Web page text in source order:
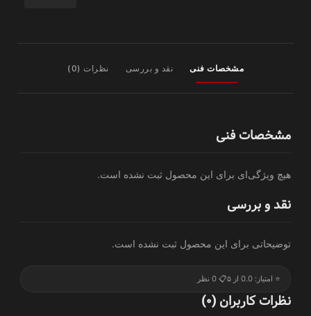
مشخصات فنی نقد و بررسی نظرات (0)
مشخصات فنی
هیچ ویژگی‌ای برای این محصول ثبت نشده است.
نقد و بررسی
توضیحاتی برای این محصول ثبت نشده است.
⭐ امتیاز: 0.0 از ۵ 📋 0 نظر
نظرات کاربران (0)